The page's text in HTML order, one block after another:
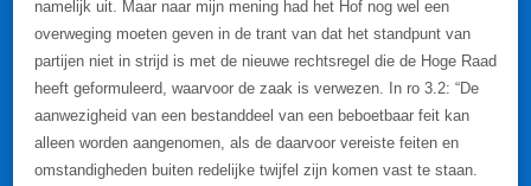
namelijk uit. Maar naar mijn mening had het Hof nog wel een
overweging moeten geven in de trant van dat het standpunt van
partijen niet in strijd is met de nieuwe rechtsregel die de Hoge Raad
heeft geformuleerd, waarvoor de zaak is verwezen. In ro 3.2: “De
aanwezigheid van een bestanddeel van een beboetbaar feit kan
alleen worden aangenomen, als de daarvoor vereiste feiten en
omstandigheden buiten redelijke twijfel zijn komen vast te staan.